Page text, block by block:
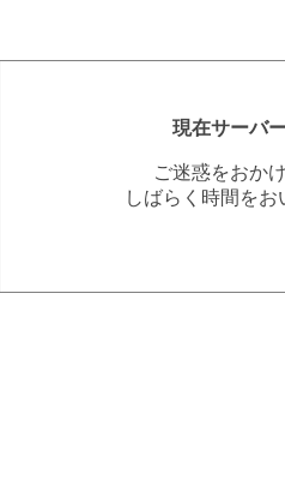
現在サーバ
ご迷惑をおか
しばらく時間を